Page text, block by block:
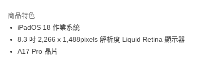
3 期 0 利率 每期 NT$5,263
合作金庫商業銀行
第一商業銀行
華南商業銀行
6 期 0 利率 每期NT$2,631 21家銀行
合作金庫商業銀行
12 期 0 利率 每期
商品特色
iPadOS 18 作業系統
8.3 吋 2,266 x 1,488pixels 解析度 Liquid Retina 顯示器
A17 Pro 晶片